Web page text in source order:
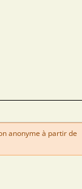
anonyme à partir de